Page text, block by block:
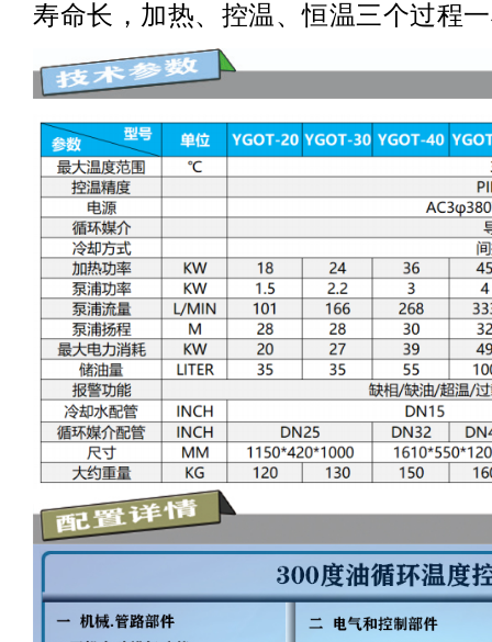
寿命长，加热、控温、恒温三个过程